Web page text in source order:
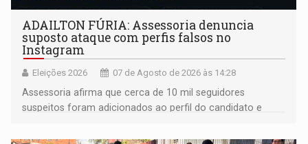
ADAILTON FÚRIA: Assessoria denuncia
suposto ataque com perfis falsos no
Instagram
Eleições 2026 07 de Agosto de 2026 às 14:28
Assessoria afirma que cerca de 10 mil seguidores
suspeitos foram adicionados ao perfil do candidato e
remover as contas